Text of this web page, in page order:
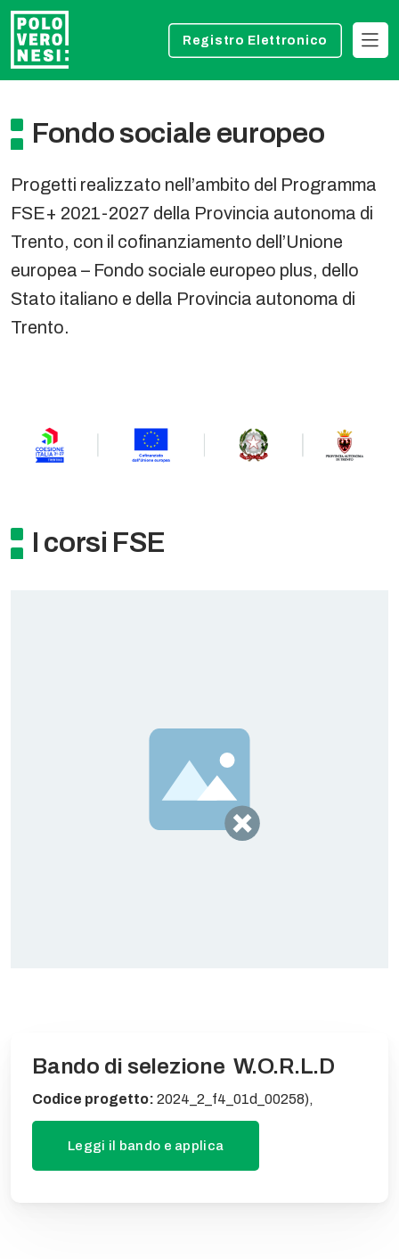
Registro Elettronico
Fondo sociale europeo
Progetti realizzato nell’ambito del Programma
FSE+ 2021-2027 della Provincia autonoma di
Trento, con il cofinanziamento dell’Unione
europea – Fondo sociale europeo plus, dello
Stato italiano e della Provincia autonoma di
Trento.
I corsi FSE
Bando di selezione W.O.R.L.D
Codice progetto: 2024_2_f4_01d_00258),
Leggi il bando e applica